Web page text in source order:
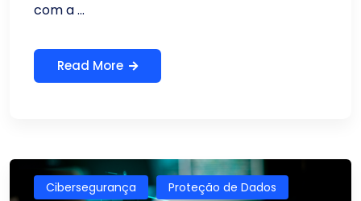
com a ...
Read More
Cibersegurança Proteção de Dados